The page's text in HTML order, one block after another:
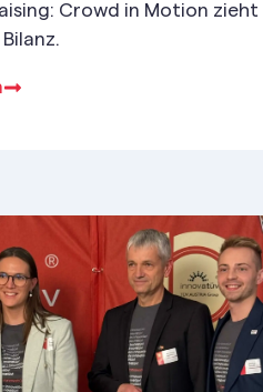
Crowd in Motion zieht